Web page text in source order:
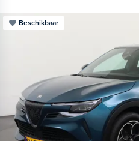
Beschikbaar